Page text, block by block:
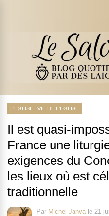
L'EGLISE : VIE DE L'EGLISE
Il est quasi-
France une
exigences du
les lieux où est
traditionnelle
Par Michel Janva le 21